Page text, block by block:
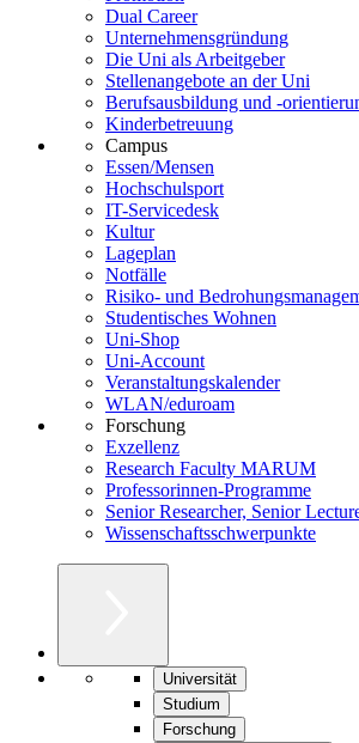
Dual Career
Unternehmensgründung
Die Uni als Arbeitgeber
Stellenangebote an der Uni
Berufsausbildung und -
Kinderbetreuung
Campus
Essen/Mensen
Hochschulsport
IT-Servicedesk
Kultur
Lageplan
Notfälle
Risiko- und
Studentisches Wohnen
Uni-Shop
Uni-Account
Veranstaltungskalender
WLAN/eduroam
Forschung
Exzellenz
Research Faculty MARUM
Professorinnen-Programme
Senior Researcher, Senior
Wissenschaftsschwerpunkte
Universität
Studium
Forschung